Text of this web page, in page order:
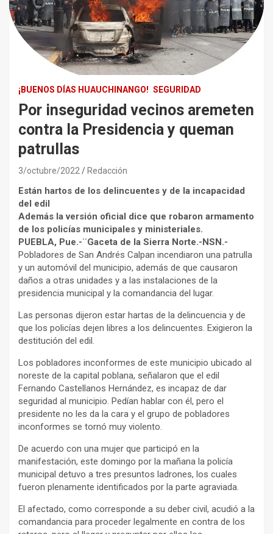
¡BUENOS DÍAS HUAUCHINANGO! SEGURIDAD
Por inseguridad vecinos aremeten
contra la Presidencia y queman
patrullas
3/octubre/2022 Redacción
Están hartos de los delincuentes y de la incapacidad
del edil
Además la versión oficial dice que robaron armamento
de los policías municipales y ministeriales.
PUEBLA, Pue.-¨Gaceta de la Sierra Norte.-NSN.-
Pobladores de San Andrés Calpan incendiaron una patrulla
y un automóvil del municipio, además de que causaron
daños a otras unidades y a las instalaciones de la
presidencia municipal y la comandancia del lugar.
Las personas dijeron estar hartas de la delincuencia y de
que los policías dejen libres a los delincuentes. Exigieron la
destitución del edil.
Los pobladores inconformes de este municipio ubicado al
noreste de la capital poblana, señalaron que el edil
Fernando Castellanos Hernández, es incapaz de dar
seguridad al municipio. Pedían hablar con él, pero el
presidente no les da la cara y el grupo de pobladores
inconformes se tornó muy violento.
De acuerdo con una mujer que participó en la
manifestación, este domingo por la mañana la policía
municipal detuvo a tres presuntos ladrones, los cuales
fueron plenamente identificados por la parte agraviada.
El afectado, como corresponde a su deber civil, acudió a la
comandancia para proceder legalmente en contra de los